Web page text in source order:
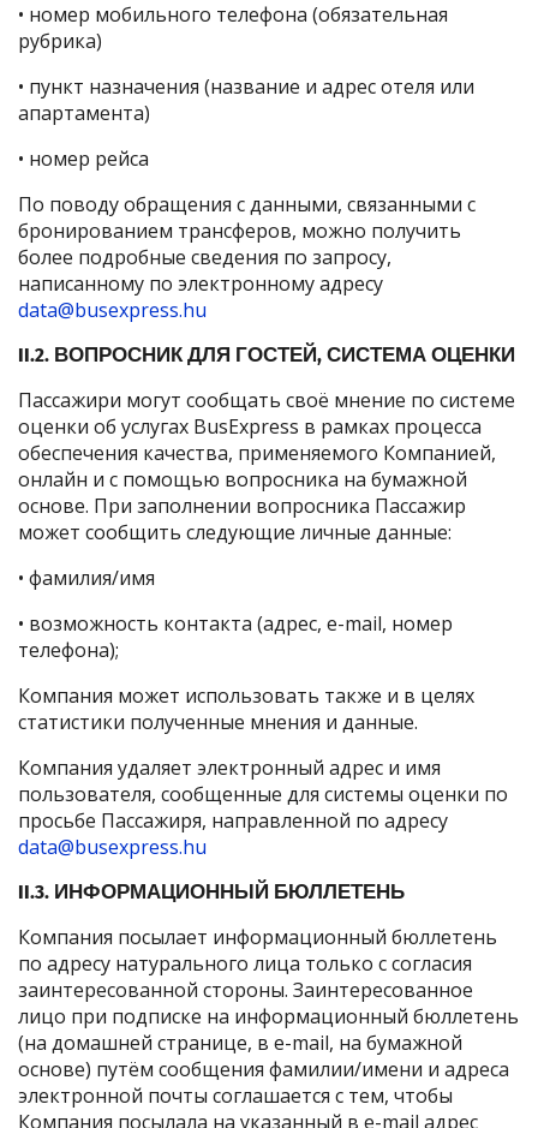
• номер мобильного телефона (обязательная
рубрика)
• пункт назначения (название и адрес отеля или
апартамента)
• номер рейса
По поводу обращения с данными, связанными с
бронированием трансферов, можно получить
более подробные сведения по запросу,
написанному по электронному адресу
data@busexpress.hu
II.2. ВОПРОСНИК ДЛЯ ГОСТЕЙ, СИСТЕМА ОЦЕНКИ
Пассажири могут сообщать своё мнение по системе
оценки об услугах BusExpress в рамках процесса
обеспечения качества, применяемого Компанией,
онлайн и с помощью вопросника на бумажной
основе. При заполнении вопросника Пассажир
может сообщить следующие личные данные:
• фамилия/имя
• возможность контакта (адрес, e-mail, номер
телефона);
Компания может использовать также и в целях
статистики полученные мнения и данные.
Компания удаляет электронный адрес и имя
пользователя, сообщенные для системы оценки по
просьбе Пассажиря, направленной по адресу
data@busexpress.hu
II.3. ИНФОРМАЦИОННЫЙ БЮЛЛЕТЕНЬ
Компания посылает информационный бюллетень
по адресу натурального лица только с согласия
заинтересованной стороны. Заинтересованное
лицо при подписке на информационный бюллетень
(на домашней странице, в e-mail, на бумажной
основе) путём сообщения фамилии/имени и адреса
электронной почты соглашается с тем, чтобы
Компания посылала на указанный в e-mail адрес